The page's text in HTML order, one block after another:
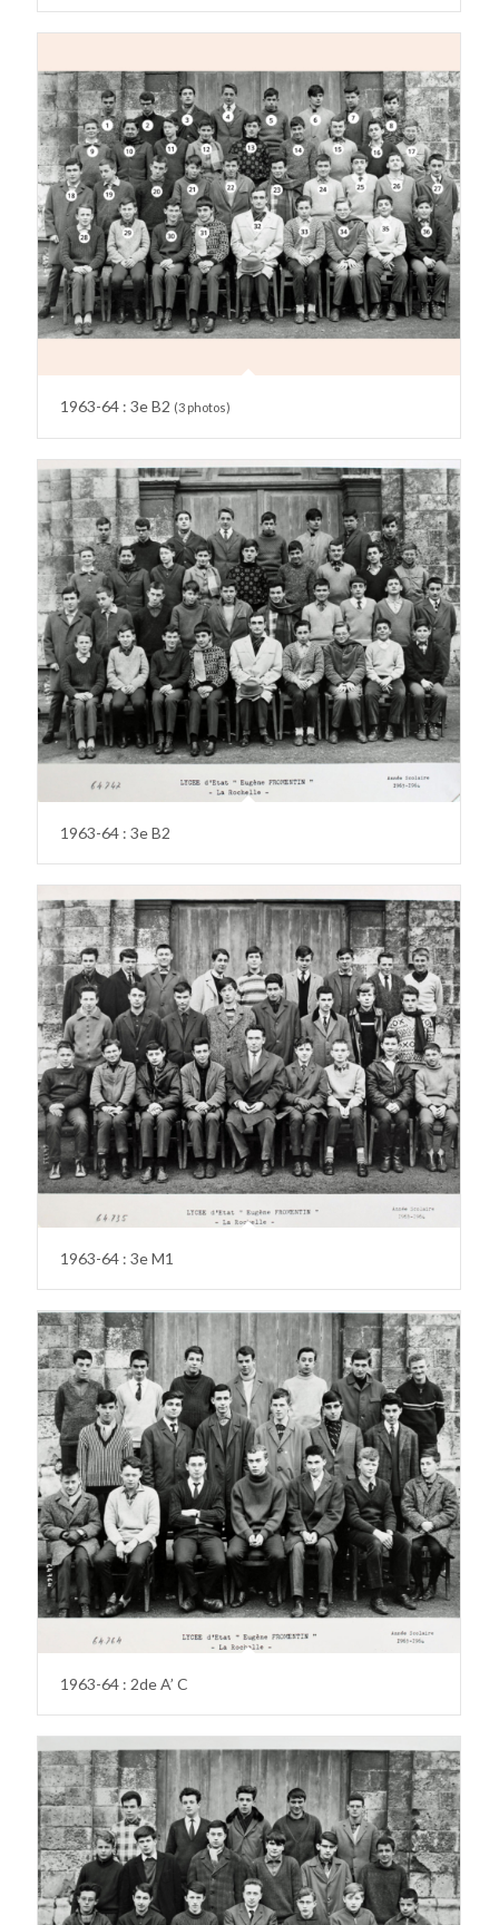
1963-64 : 3e B2 (3 photos)
1963-64 : 3e B2
1963-64 : 3e M1
1963-64 : 2de A’ C